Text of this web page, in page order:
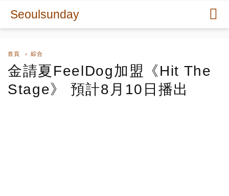
Seoulsunday
首頁 綜合
金請夏FeelDog加盟《Hit The
Stage》 預計8月10日播出